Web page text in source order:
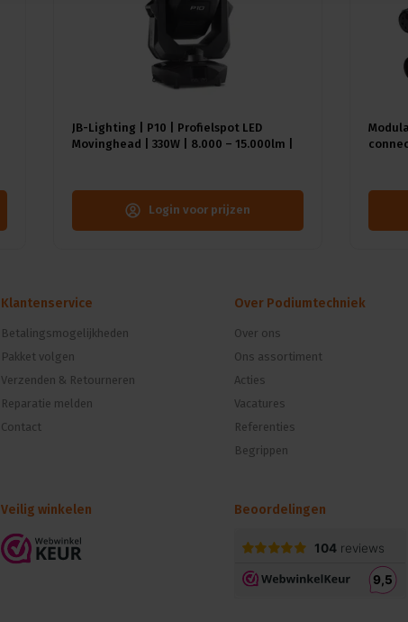
JB-Lighting | P10 | Profielspot LED
Movinghead | 330W | 8.000 – 15.000lm |
Login voor prijzen
Klantenservice
Betalingsmogelijkheden
Pakket volgen
Verzenden & Retourneren
Reparatie melden
Contact
Over Podiumtechniek
Over ons
Ons assortiment
Acties
Vacatures
Referenties
Begrippen
Veilig winkelen Beoordelingen